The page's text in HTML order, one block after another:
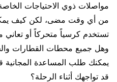
مواصلات ذوي الاحتياجات
من أي وقت مضى، لكن كيف
تستخدم كرسياً متحركاً أو
وهل جميع محطات القطارات
يمكنك طلب المساعدة المجانية
قد تواجهك أثناء الرحلة؟